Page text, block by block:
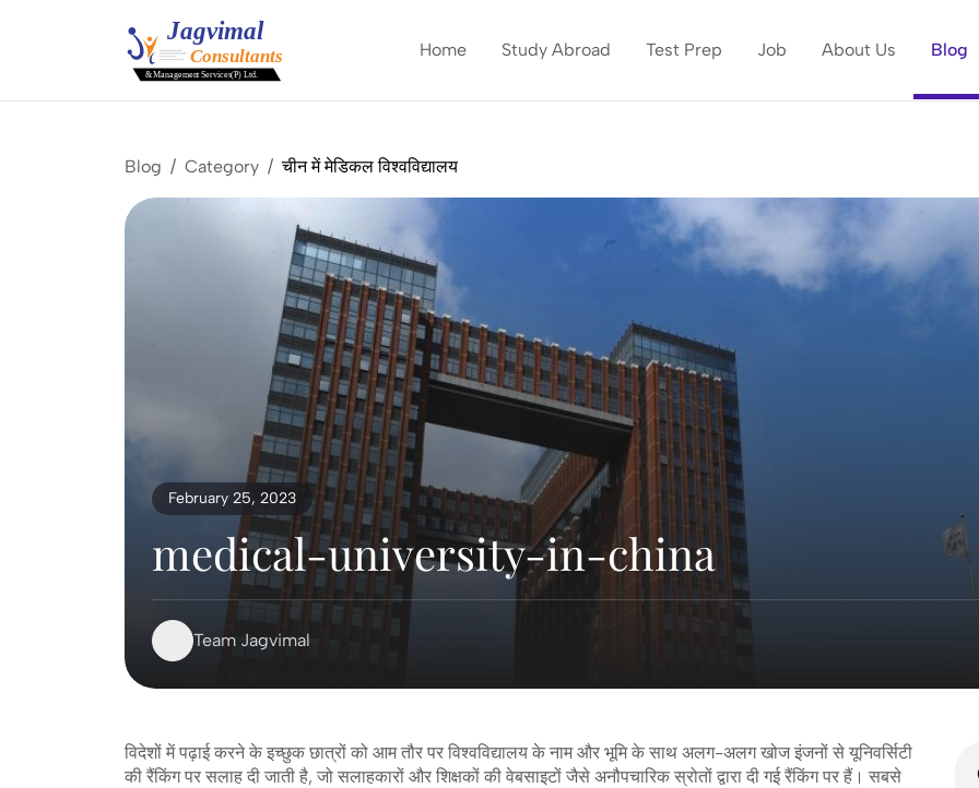
Home Study Abroad Test Prep Job About Us Blog
Blog Category चीन में मेडिकल विश्वविद्यालय
February 25, 2023
medical-university-in-china
Team Jagvimal
विदेशों में पढ़ाई करने के इच्छुक छात्रों को आम तौर पर विश्वविद्यालय के नाम और भूमि के साथ अलग-अलग खोज इंजनों से यूनिवर्सिटी
की रैंकिंग पर सलाह दी जाती है, जो सलाहकारों और शिक्षकों की वेबसाइटों जैसे अनौपचारिक स्रोतों द्वारा दी गई रैंकिंग पर हैं। सबसे